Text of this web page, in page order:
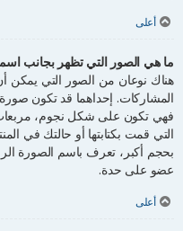
أعلى
ما هي الصور التي تظهر بجانب
هناك نوعان من الصور التي
المشاركات. إحداهما قد تكون
فهي تكون على شكل نجوم،
التي قمت بكتابتها أو حالتك في
بحجم أكبر، تعرف باسم الصورة
عضو على حدة.
أعلى